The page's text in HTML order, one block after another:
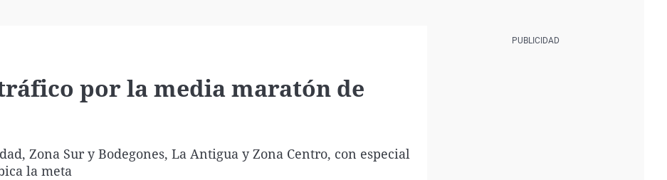
por la media maratón de
Zona Sur y Bodegones, La Antigua y Zona Centro, con especial
la meta